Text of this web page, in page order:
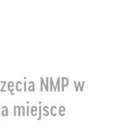
NMP w
miejsce